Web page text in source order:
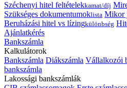
Széchenyi hitel feltételekkamat/díj
Szükséges dokumentumoklista Mikor
Beruházási hitel vs lízingkülönbség
Ajánlatkérés
Bankszámla
Kalkulátorok
Bankszámla Diákszámla Vállalkozói
bankszámla
Lakossági bankszámlák